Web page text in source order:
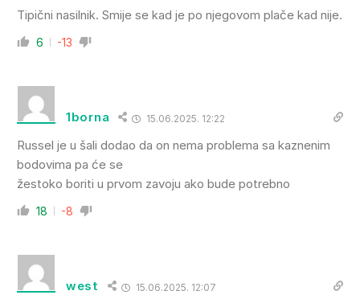
Tipični nasilnik. Smije se kad je po njegovom plače kad nije.
6 -13
1borna 15.06.2025. 12:22
Russel je u šali dodao da on nema problema sa kaznenim
bodovima pa će se
žestoko boriti u prvom zavoju ako bude potrebno
18 -8
west 15.06.2025. 12:07